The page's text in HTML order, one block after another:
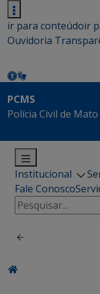
ir para conteúdoir
Ouvidoria
PCMS
Polícia Civil de
Institucional
Fale Conosco
Pesquisar
por: